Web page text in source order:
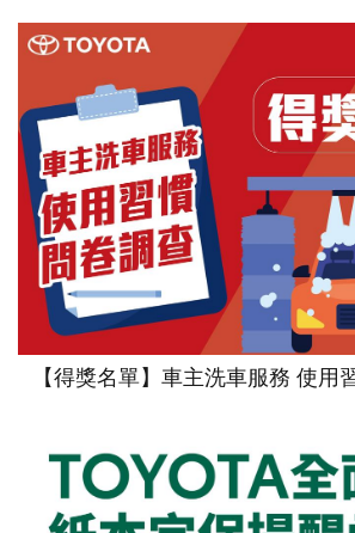
【得獎名單】車主洗車服務 使用